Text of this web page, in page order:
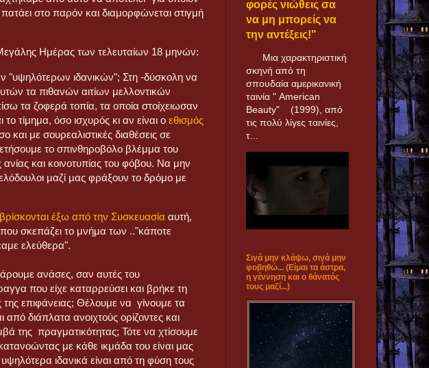
στο παρόν και διαμορφώνεται στιγμή
Ημέρας των τελευταίων 18 μηνών:
"υψηλότερων ιδανικών"; Στη -δύσκολη να
τα πιθανών αιτίων μελλοντικών
τα ζοφερά τοπία, τα οποία στοίχειωσαν
τίμημα, όσο ισχυρός κι αν είναι ο εθισμός
με σουρεαλιστικές διαθέσεις σε
το σπινθηροβόλο βλέμμα του
και κοινοτυπίας του φόβου. Να μην
μαζί μας φράξουν το δρόμο με
έξω από την Συσκευασία αυτή,
σκεπάζει το μνήμα των .."κάποτε
ελεύθερα".
ανάσες, σαν αυτές του
που είχε καταρρεύσει και βρήκε τη
επιφάνειας; Θέλουμε να γίνουμε τα
από διάπλατα ανοιχτούς ορίζοντες και
της πραγματικότητας; Τότε να χτίσουμε
με κάθε ικμάδα του είναι μας
ιδανικά είναι από τη φύση τους
φορές νιώθεις σα
να μη μπορείς να
την αντέξεις!"
Μια χαρακτηριστική
σκηνή από τη
σπουδαία αμερικανική
ταινία " American
Beauty" (1999), από
τις πολύ λίγες ταινίες,
τ...
Σιγά μην κλάψω, σιγά μην
φοβηθώ... (Είμαι τα άστρα,
η γέννηση και ο θάνατός
τους μαζί...)